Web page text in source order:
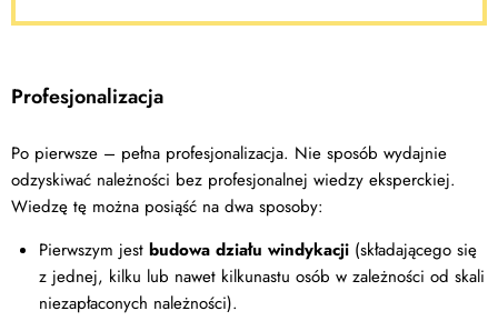
Profesjonalizacja
Po pierwsze – pełna profesjonalizacja. Nie sposób wydajnie
odzyskiwać należności bez profesjonalnej wiedzy eksperckiej.
Wiedzę tę można posiąść na dwa sposoby:
Pierwszym jest budowa działu windykacji (składającego się
z jednej, kilku lub nawet kilkunastu osób w zależności od skali
niezapłaconych należności).